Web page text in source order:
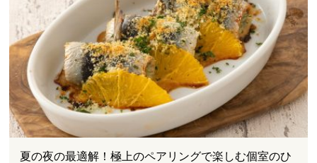
夏の夜の最適解！極上のペアリングで楽しむ個室のひ